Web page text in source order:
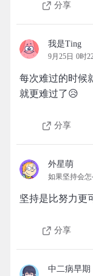
分享
我是Ting
9月25日 0时
每次难过的时候
就更难过了😥
分享
外星萌
如果坚持会
坚持是比努力更
分享
中二病早期